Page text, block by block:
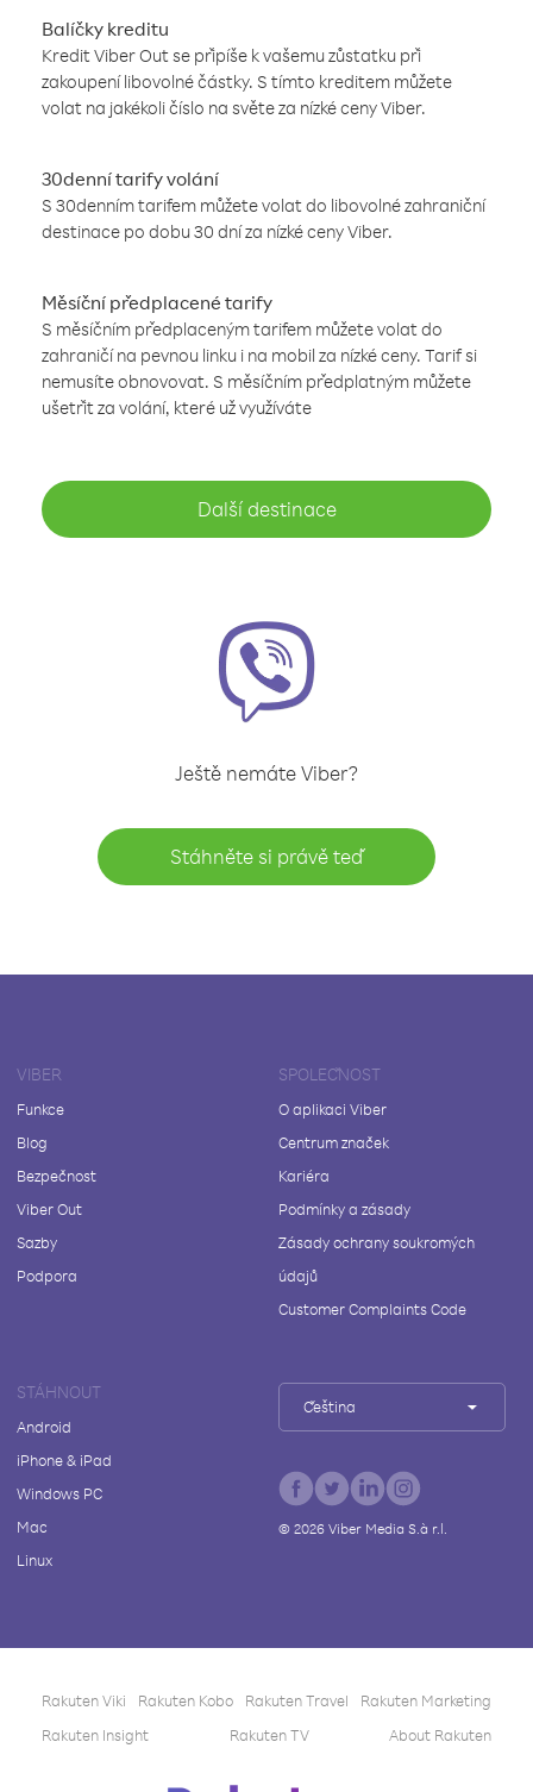
Balíčky kreditu
Kredit Viber Out se připíše k vašemu zůstatku při
zakoupení libovolné částky. S tímto kreditem můžete
volat na jakékoli číslo na světe za nízké ceny Viber.
30denní tarify volání
S 30denním tarifem můžete volat do libovolné zahraniční
destinace po dobu 30 dní za nízké ceny Viber.
Měsíční předplacené tarify
S měsíčním předplaceným tarifem můžete volat do
zahraničí na pevnou linku i na mobil za nízké ceny. Tarif si
nemusíte obnovovat. S měsíčním předplatným můžete
ušetřit za volání, které už využíváte
Další destinace
Ještě nemáte Viber?
Stáhněte si právě teď
VIBER
Funkce
Blog
Bezpečnost
Viber Out
Sazby
Podpora
SPOLEČNOST
O aplikaci Viber
Centrum značek
Kariéra
Podmínky a zásady
Zásady ochrany soukromých
údajů
Customer Complaints Code
STÁHNOUT
Android
iPhone & iPad
Windows PC
Mac
Linux
Čeština
© 2026Viber Media S.à r.l.
Rakuten Viki Rakuten Kobo Rakuten Travel
Rakuten Marketing
Rakuten Insight
Rakuten TV About Rakuten